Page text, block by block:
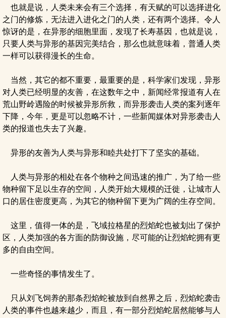
也就是说，人类未来会有三个选择，有天赋的可以选择进化
之门的修炼，无法进入进化之门的人类，还有两个选择。令人
惊讶的是，在异形的细胞里面，发现了长寿基因，也就是说，
只要人类与异形的基因完美结合，那么也就意味着，普通人类
一样可以获得漫长的生命。
当然，其它的都不重要，最重要的是，科学家们发现，异形
对人类已经明显的友善，在这数年之中，新闻经常报道有人在
荒山野岭遇险的时候被异形所救，而异形袭击人类的案列逐年
下降，今年，更是可以忽略不计，一些新闻媒体对异形袭击人
类的报道也失去了兴趣。
异形的友善为人类与异形和睦共处打下了坚实的基础。
人类与异形的相处在各个物种之间迅速的推广，为了给一些
物种留下足以生存的空间，人类开始大规模的迁徙，让城市人
口的居住密度更高，为其它的物种留下更为广阔的生存空间。
这里，值得一体的是，飞域拉格星的烈焰蛇也被划出了保护
区，人类加强的各方面的防御设施，尽可能的让烈焰蛇拥有更
多的自由空间。
一些奇怪的事情发生了。
只从刘飞饲养的那条烈焰蛇被放到自然界之后，烈焰蛇袭击
人类的事件也越来越少，而且，有一部分烈焰蛇居然能够与人